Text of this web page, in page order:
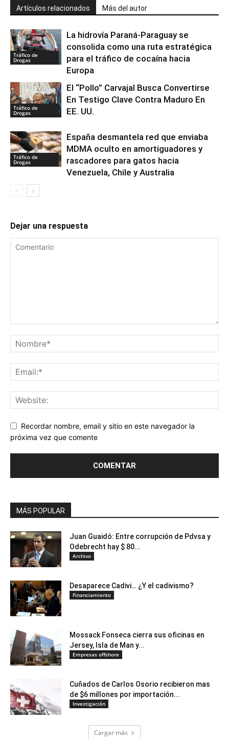
Artículos relacionados Más del autor
Tráfico de
Drogas
La hidrovía Paraná-Paraguay se
consolida como una ruta estratégica
para el tráfico de cocaína hacia
Europa
Tráfico de
Drogas
El “Pollo” Carvajal Busca Convertirse
En Testigo Clave Contra Maduro En
EE. UU.
Tráfico de
Drogas
España desmantela red que enviaba
MDMA oculto en amortiguadores y
rascadores para gatos hacia
Venezuela, Chile y Australia
Dejar una respuesta
Recordar nombre, email y sitio en este navegador la
próxima vez que comente
MÁS POPULAR
Juan Guaidó: Entre corrupción de Pdvsa y
Odebrecht hay $ 80...
Archivo
Desaparece Cadivi… ¿Y el cadivismo?
Financiamiento
Mossack Fonseca cierra sus oficinas en
Jersey, Isla de Man y...
Empresas offshore
Cuñados de Carlos Osorio recibieron mas
de $6 millones por importación...
Investigación
Cargar más